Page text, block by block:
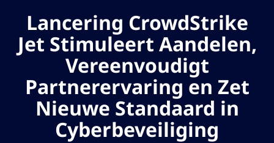
Lancering CrowdStrike
Jet Stimuleert Aandelen,
Vereenvoudigt
Partnerervaring en Zet
Nieuwe Standaard in
Cyberbeveiliging